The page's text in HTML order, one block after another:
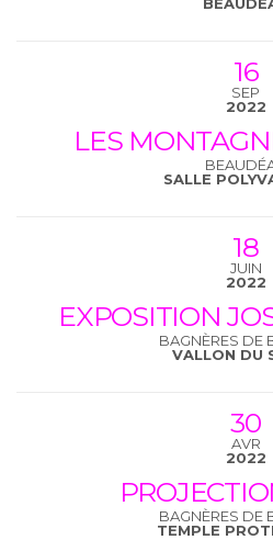
16
SEP
2022
LES
SALLE
18
JUIN
2022
EXPOSITION
BAGNÈRES DE
VALLON DU
30
AVR
2022
BAGNÈRES DE
TEMPLE